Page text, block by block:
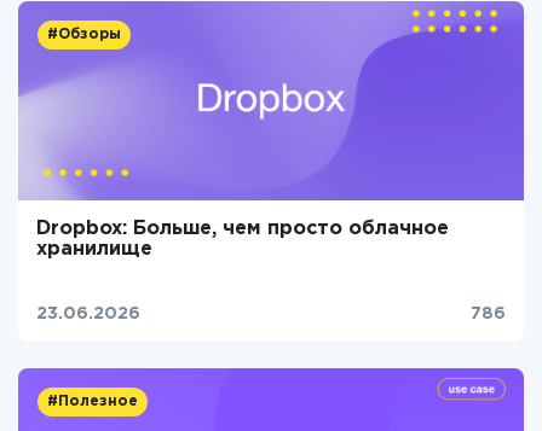
#Обзоры
Dropbox: Больше, чем просто облачное
хранилище
23.06.2026 786
#Полезное